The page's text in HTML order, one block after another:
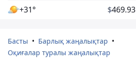
+31° $469.93
Басты
Барлық жаңалықтар
Оқиғалар туралы жаңалықтар